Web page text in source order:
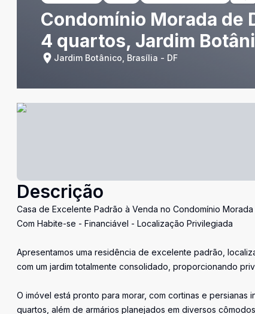
Condomínio Morada de
4 quartos, Jardim
Jardim Botânico, Brasília - DF
Descrição
Casa de Excelente Padrão à Venda no Condomínio Morada
Com Habite-se - Financiável - Localização Privilegiada
Apresentamos uma residência de excelente padrão,
com um jardim totalmente consolidado, proporcionando
O imóvel está pronto para morar, com cortinas e persianas
quartos, além de armários planejados em diversos